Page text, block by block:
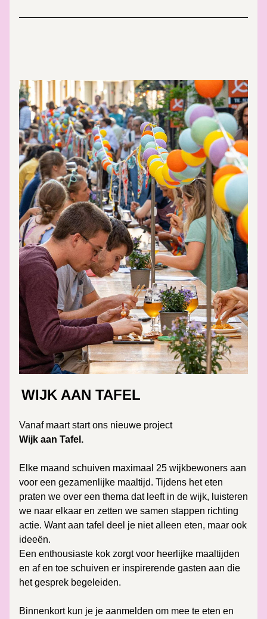
WIJK AAN TAFEL
Vanaf maart start ons nieuwe project
Wijk aan Tafel.
Elke maand schuiven maximaal 25 wijkbewoners aan
voor een gezamenlijke maaltijd. Tijdens het eten
praten we over een thema dat leeft in de wijk, luisteren
we naar elkaar en zetten we samen stappen richting
actie. Want aan tafel deel je niet alleen eten, maar ook
ideeën.
Een enthousiaste kok zorgt voor heerlijke maaltijden
en af en toe schuiven er inspirerende gasten aan die
het gesprek begeleiden.
Binnenkort kun je je aanmelden om mee te eten en